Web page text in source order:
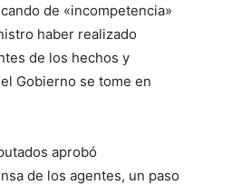
de «incompetencia»
haber realizado
de los hechos y
Gobierno se tome en
aprobó
de los agentes, un paso